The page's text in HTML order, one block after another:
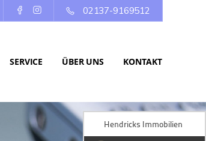
02137-9169512
SERVICE ÜBER UNS KONTAKT